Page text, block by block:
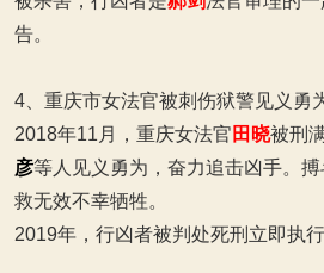
告。
4、重庆市女法官被刺伤狱警见义勇
2018年11月，重庆女法官 田晓被刑
彦等人见义勇为，奋力追击凶手。
救无效不幸牺牲。
2019年，行凶者被判处死刑立即执行